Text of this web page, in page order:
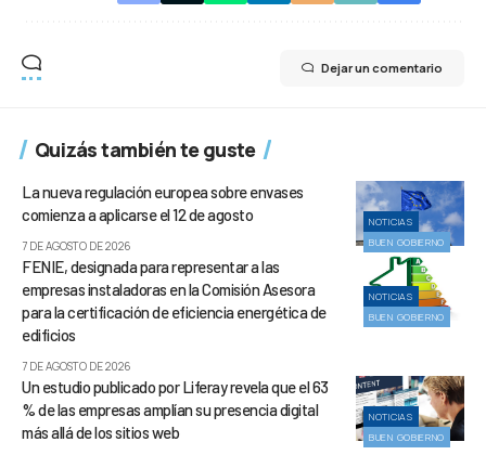
Dejar un comentario
Quizás también te guste
NOTICIAS
BUEN GOBIERNO
La nueva regulación europea sobre envases
comienza a aplicarse el 12 de agosto
7 DE AGOSTO DE 2026
NOTICIAS
BUEN GOBIERNO
FENIE, designada para representar a las
empresas instaladoras en la Comisión Asesora
para la certificación de eficiencia energética de
edificios
7 DE AGOSTO DE 2026
NOTICIAS
BUEN GOBIERNO
Un estudio publicado por Liferay revela que el 63
% de las empresas amplían su presencia digital
más allá de los sitios web